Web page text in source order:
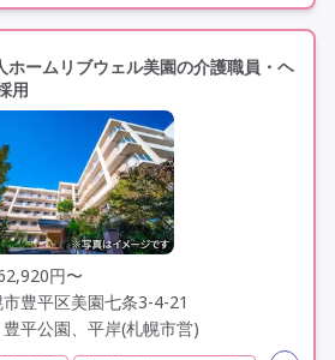
ホームリブウェル美園の介護職員・ヘ
用
円〜
豊平区美園七条3-4-21
平公園、平岸(札幌市営)